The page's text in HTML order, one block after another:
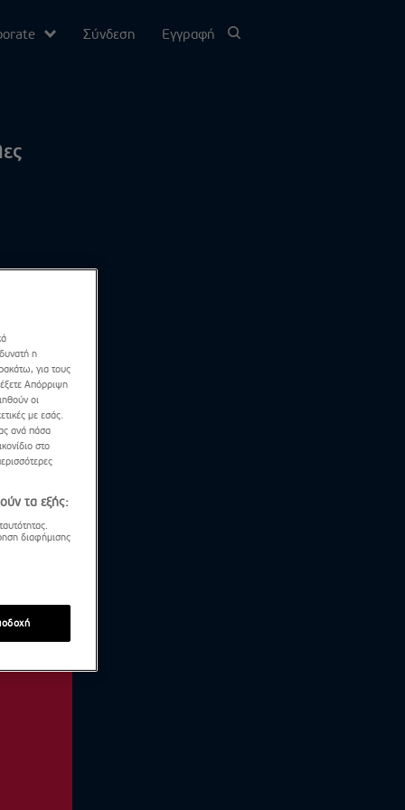
Σύνδεση Εγγραφή
η
για τους
Απόρριψη
οι
με εσάς.
ανά πάσα
στο
τα εξής:
διαφήμισης